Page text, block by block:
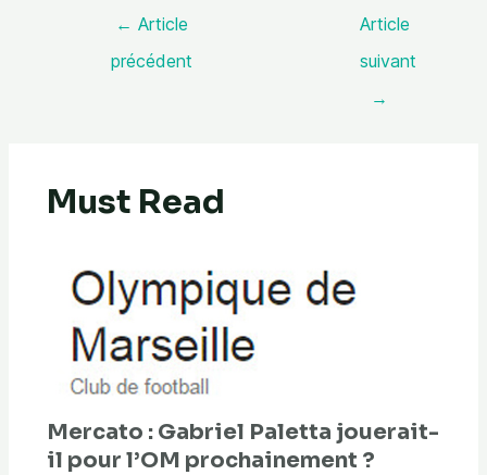
← Article
précédent
Article
suivant
→
Must Read
Mercato : Gabriel Paletta jouerait-
il pour l’OM prochainement ?